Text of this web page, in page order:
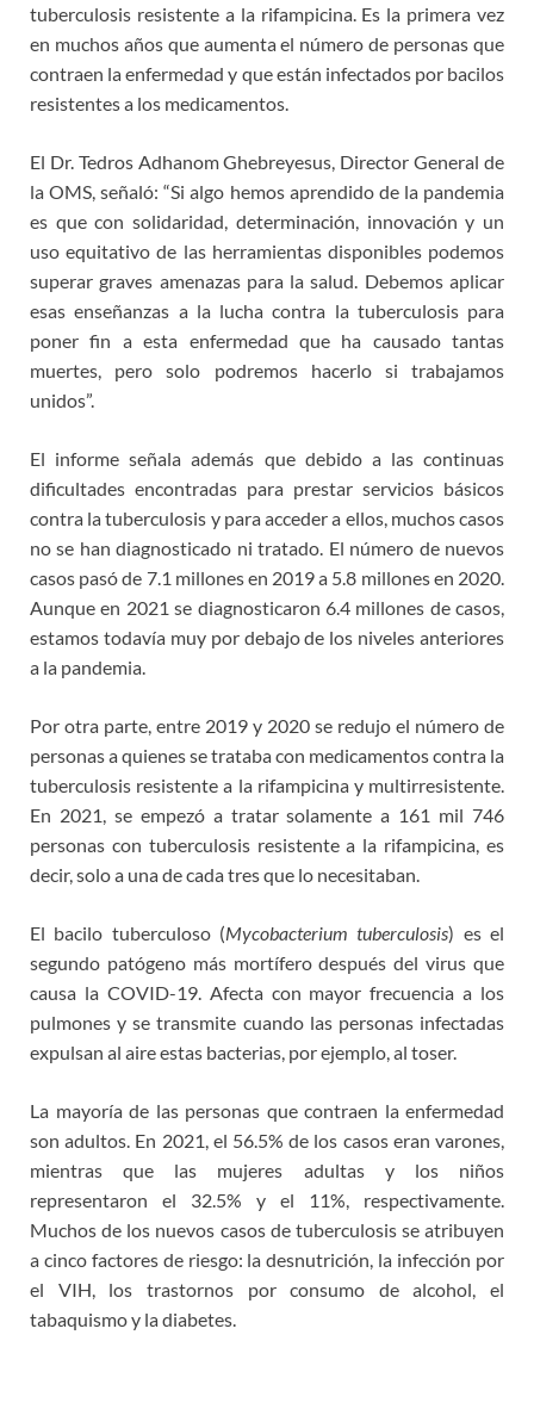
tuberculosis resistente a la rifampicina. Es la primera vez
en muchos años que aumenta el número de personas que
contraen la enfermedad y que están infectados por bacilos
resistentes a los medicamentos.
El Dr. Tedros Adhanom Ghebreyesus, Director General de
la OMS, señaló: “Si algo hemos aprendido de la pandemia
es que con solidaridad, determinación, innovación y un
uso equitativo de las herramientas disponibles podemos
superar graves amenazas para la salud. Debemos aplicar
esas enseñanzas a la lucha contra la tuberculosis para
poner fin a esta enfermedad que ha causado tantas
muertes, pero solo podremos hacerlo si trabajamos
unidos”.
El informe señala además que debido a las continuas
dificultades encontradas para prestar servicios básicos
contra la tuberculosis y para acceder a ellos, muchos casos
no se han diagnosticado ni tratado. El número de nuevos
casos pasó de 7.1 millones en 2019 a 5.8 millones en 2020.
Aunque en 2021 se diagnosticaron 6.4 millones de casos,
estamos todavía muy por debajo de los niveles anteriores
a la pandemia.
Por otra parte, entre 2019 y 2020 se redujo el número de
personas a quienes se trataba con medicamentos contra la
tuberculosis resistente a la rifampicina y multirresistente.
En 2021, se empezó a tratar solamente a 161 mil 746
personas con tuberculosis resistente a la rifampicina, es
decir, solo a una de cada tres que lo necesitaban.
El bacilo tuberculoso (Mycobacterium tuberculosis) es el
segundo patógeno más mortífero después del virus que
causa la COVID-19. Afecta con mayor frecuencia a los
pulmones y se transmite cuando las personas infectadas
expulsan al aire estas bacterias, por ejemplo, al toser.
La mayoría de las personas que contraen la enfermedad
son adultos. En 2021, el 56.5% de los casos eran varones,
mientras que las mujeres adultas y los niños
representaron el 32.5% y el 11%, respectivamente.
Muchos de los nuevos casos de tuberculosis se atribuyen
a cinco factores de riesgo: la desnutrición, la infección por
el VIH, los trastornos por consumo de alcohol, el
tabaquismo y la diabetes.